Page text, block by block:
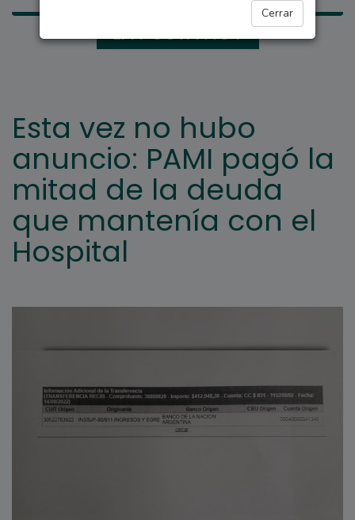
Cerrar
LA POSTA HOY
Esta vez no hubo
anuncio: PAMI pagó la
mitad de la deuda
que mantenía con el
Hospital